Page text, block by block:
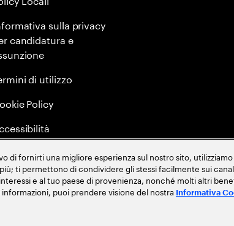
sulla privacy
candidatura e
di utilizzo
Policy
del sito
Meritocracy
di fornirti una migliore esperienza sul nostro sito,
ti permettono di condividere gli stessi facilmente sui
e al tuo paese di provenienza, nonché molti altri
puoi prendere visione del nostra Informativa